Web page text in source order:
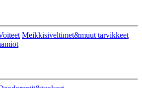
Meikkisiveltimet&muut tarvikkeet